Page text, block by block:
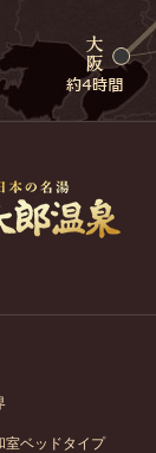
室ベッドタイプ